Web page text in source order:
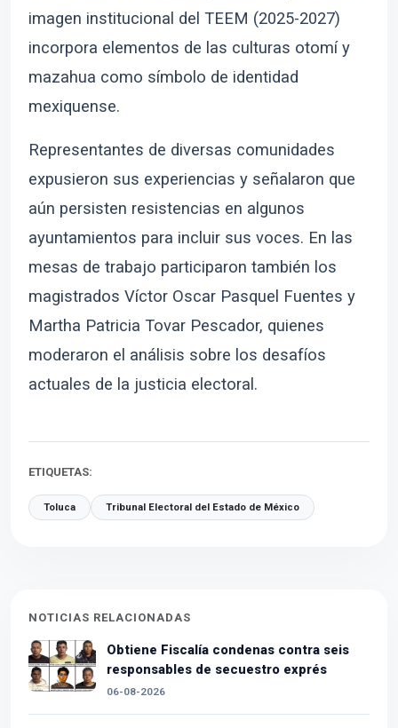
imagen institucional del TEEM (2025-2027)
incorpora elementos de las culturas otomí y
mazahua como símbolo de identidad
mexiquense.
Representantes de diversas comunidades
expusieron sus experiencias y señalaron que
aún persisten resistencias en algunos
ayuntamientos para incluir sus voces. En las
mesas de trabajo participaron también los
magistrados Víctor Oscar Pasquel Fuentes y
Martha Patricia Tovar Pescador, quienes
moderaron el análisis sobre los desafíos
actuales de la justicia electoral.
ETIQUETAS:
Toluca Tribunal Electoral del Estado de México
NOTICIAS RELACIONADAS
Obtiene Fiscalía condenas contra seis
responsables de secuestro exprés
06-08-2026